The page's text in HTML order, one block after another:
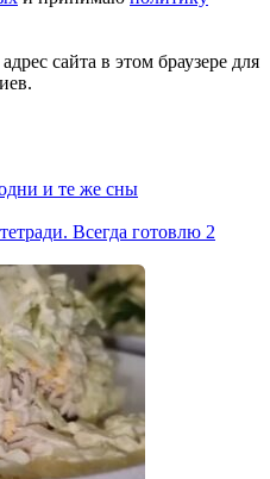
сайта в этом браузере для
и те же сны
Всегда готовлю 2